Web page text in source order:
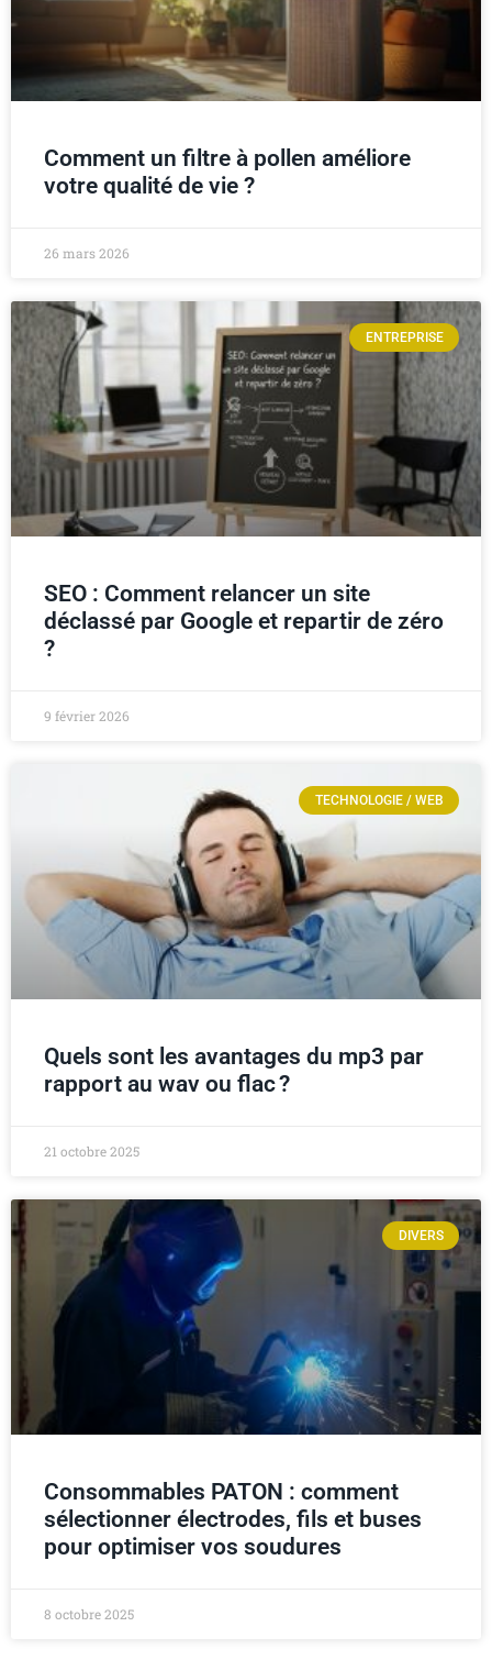
Comment un filtre à pollen améliore
votre qualité de vie ?
26 mars 2026
ENTREPRISE
SEO : Comment relancer un site
déclassé par Google et repartir de zéro
?
9 février 2026
TECHNOLOGIE / WEB
Quels sont les avantages du mp3 par
rapport au wav ou flac ?
21 octobre 2025
DIVERS
Consommables PATON : comment
sélectionner électrodes, fils et buses
pour optimiser vos soudures
8 octobre 2025